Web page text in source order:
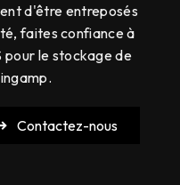
d'être entreposés
faites confiance à
pour le stockage de
Contactez-nous